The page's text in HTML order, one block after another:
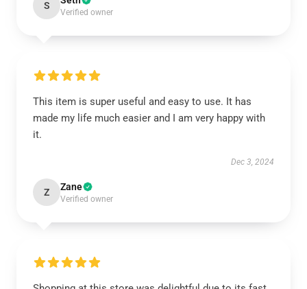
S
Verified owner
This item is super useful and easy to use. It has
made my life much easier and I am very happy with
it.
Dec 3, 2024
Z Zane
Verified owner